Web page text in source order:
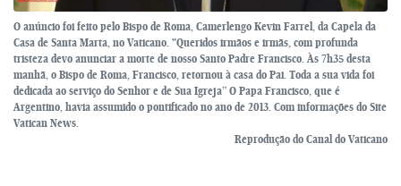
O anúncio foi feito pelo Bispo de Roma, Camerlengo Kevin Farrel, da Capela da
Casa de Santa Marta, no Vaticano. "Queridos irmãos e irmãs, com profunda
tristeza devo anunciar a morte de nosso Santo Padre Francisco. Às 7h35 desta
manhã, o Bispo de Roma, Francisco, retornou à casa do Pai. Toda a sua vida foi
dedicada ao serviço do Senhor e de Sua Igreja” O Papa Francisco, que é
Argentino, havia assumido o pontificado no ano de 2013. Com informações do Site
Vatican News.
Reprodução do Canal do Vaticano